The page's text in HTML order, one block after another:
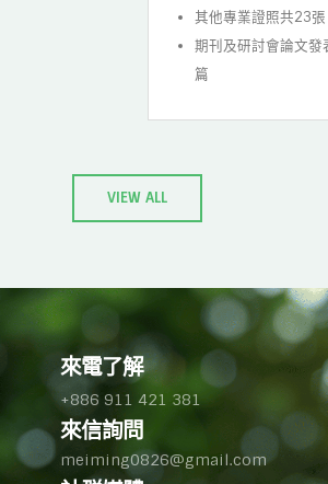
其他專業證照共23張
期刊及研討會論文
篇
VIEW ALL
來電了解
+886 911 421 381
來信詢問
meiming0826@gmail.com